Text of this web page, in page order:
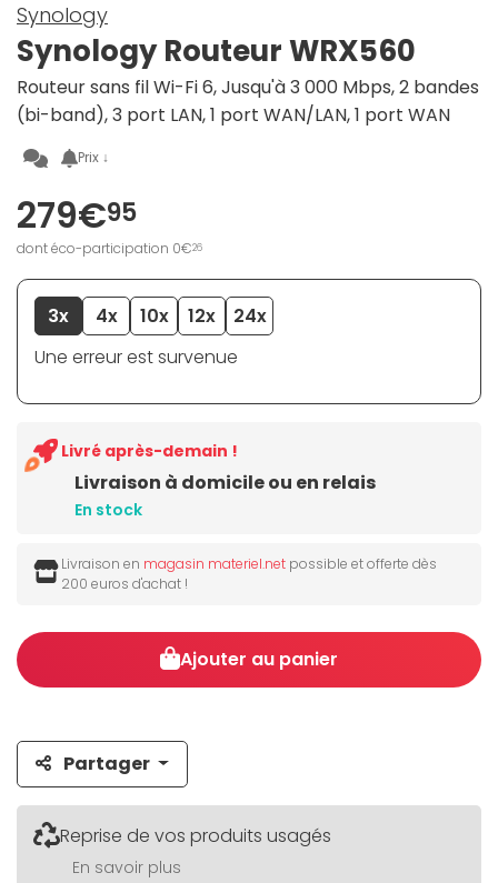
Synology
Synology Routeur WRX560
Routeur sans fil Wi-Fi 6, Jusqu'à 3 000 Mbps, 2 bandes
(bi-band), 3 port LAN, 1 port WAN/LAN, 1 port WAN
Prix ↓
279€95
dont éco-participation 0€26
3x 4x 10x 12x
24x
Une erreur est survenue
Livraison à domicile ou en relais
En stock
Livré après-demain !
Livraison en magasin materiel.net possible et offerte dès
200 euros d'achat !
Ajouter au panier
Partager
Reprise de vos produits usagés
En savoir plus